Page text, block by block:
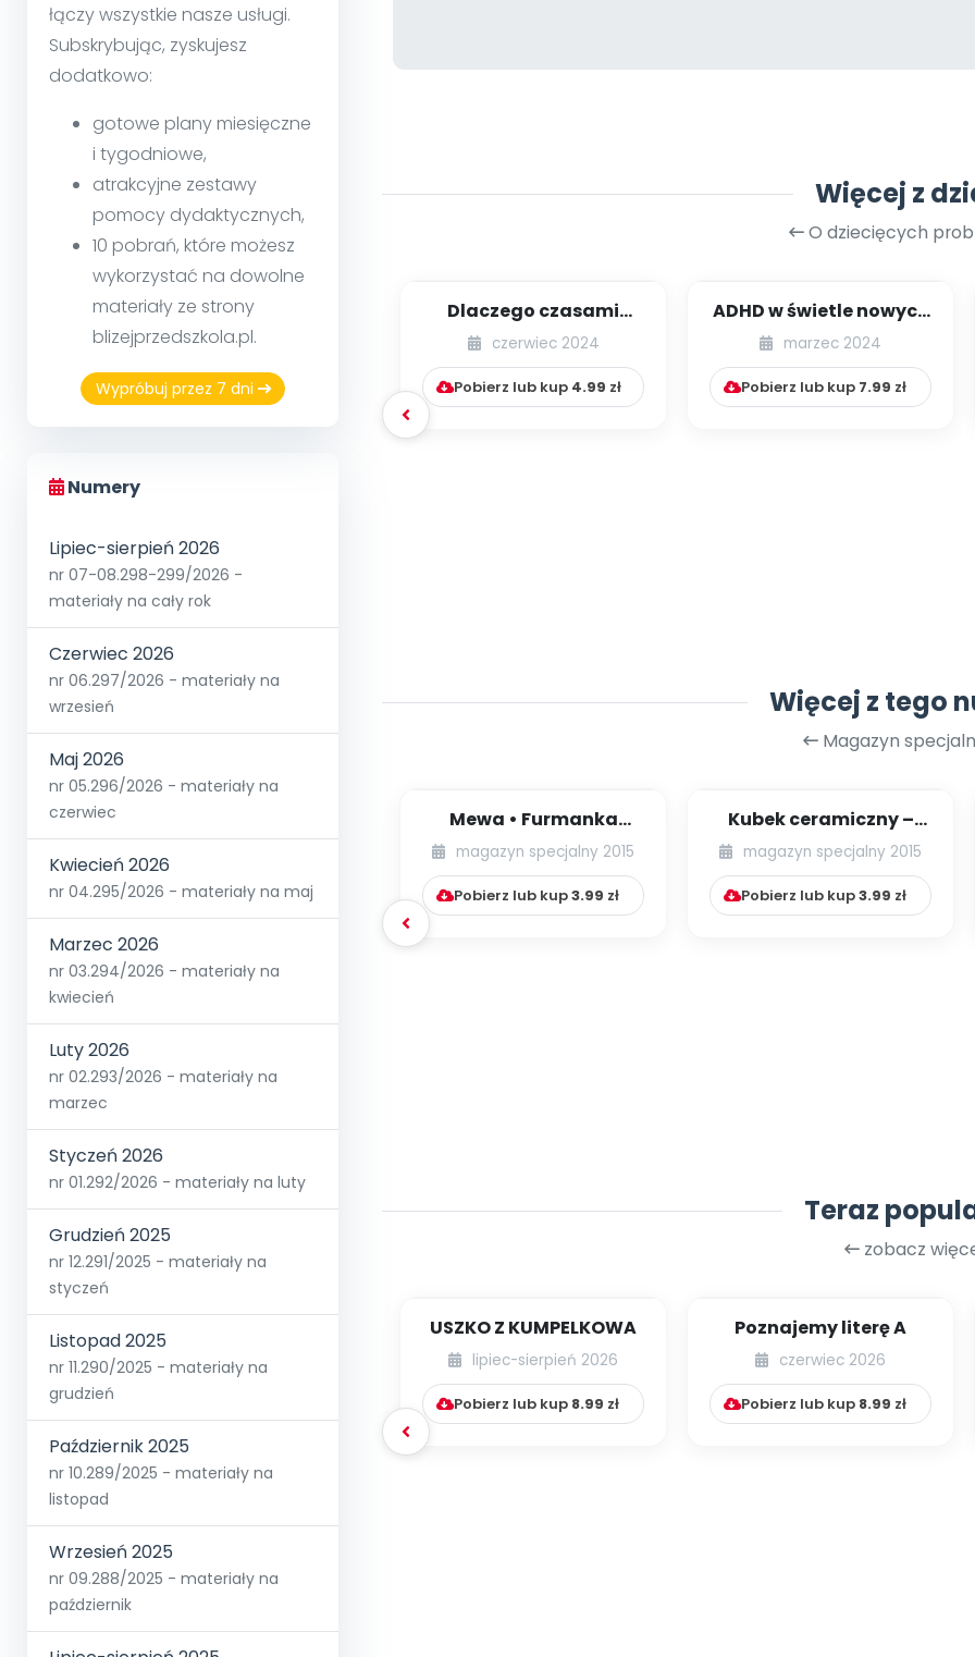
łączy wszystkie nasze usługi.
Subskrybując, zyskujesz
dodatkowo:
gotowe plany miesięczne
i tygodniowe,
atrakcyjne zestawy
pomocy dydaktycznych,
10 pobrań, które możesz
wykorzystać na dowolne
materiały ze strony
blizejprzedszkola.pl.
Wypróbuj przez 7 dni
Numery
Lipiec-sierpień 2026
nr 07-08.298-299/2026 -
materiały na cały rok
Czerwiec 2026
nr 06.297/2026 - materiały na
wrzesień
Maj 2026
nr 05.296/2026 - materiały na
czerwiec
Kwiecień 2026
nr 04.295/2026 - materiały na maj
Marzec 2026
nr 03.294/2026 - materiały na
kwiecień
Luty 2026
nr 02.293/2026 - materiały na
marzec
Styczeń 2026
nr 01.292/2026 - materiały na luty
Grudzień 2025
nr 12.291/2025 - materiały na
styczeń
Listopad 2025
nr 11.290/2025 - materiały na
grudzień
Październik 2025
nr 10.289/2025 - materiały na
listopad
Wrzesień 2025
nr 09.288/2025 - materiały na
październik
Więcej z
O dziecięcych
Dlaczego czasami
boimy się nowych
rzeczy? Psychologia l...
czerwiec 2024
Pobierz lub kup 4.99 zł
ADHD w świetle nowych
badań – objawy,
przyczyny, diagno...
marzec 2024
Pobierz lub kup 7.99 zł
Więcej z tego
Magazyn
Mewa • Furmanka
(zabawy plastyczne)
magazyn specjalny 2015
Pobierz lub kup3.99 zł
Kubek ceramiczny –
technika plastra z
motywem odbijanym...
magazyn specjalny 2015
Pobierz lub kup3.99 zł
Teraz
zobacz
USZKO Z KUMPELKOWA
lipiec-sierpień 2026
Pobierz lub kup 8.99 zł
Poznajemy literę A
czerwiec 2026
Pobierz lub kup 8.99 zł